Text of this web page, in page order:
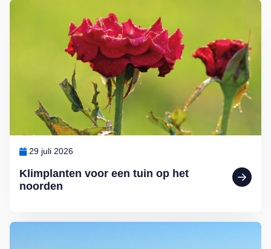
Klimplanten voor een tuin op het
noorden
29 juli 2026
Lees meer over Klimplanten voor een tuin op het noorden
Lees meer over Ontdek Nederland: mooie fietspaden en